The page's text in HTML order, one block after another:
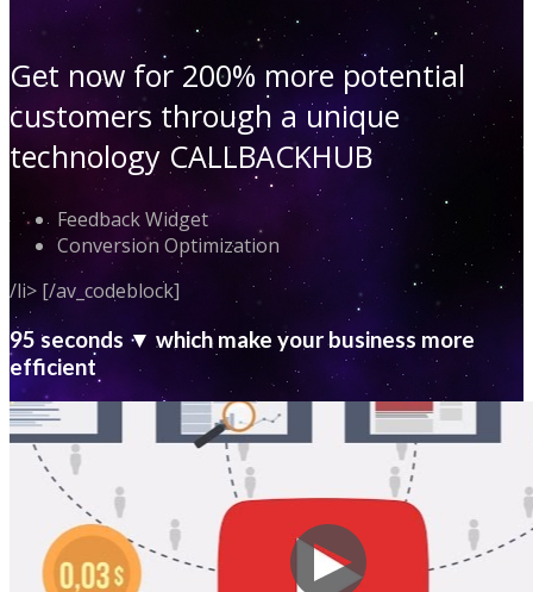
Get now for 200% more potential
customers through a unique
technology CALLBACKHUB
Feedback Widget
Conversion Optimization
/li> [/av_codeblock]
95 seconds ▼ which make your business more
efficient